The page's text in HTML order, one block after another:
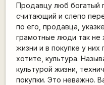
Продавцу люб богатый
считающий и слепо
по его, продавца,
грамотные люди так не
жизни и в покупке у них
хотите, культура.
культурой жизни,
покупки. Это неважно.